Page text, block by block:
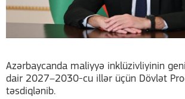
Azərbaycanda maliyyə inklüzivliyinin
dair 2027–2030-cu illər üçün Dövlət
təsdiqlənib.